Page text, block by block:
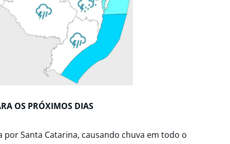
OS PRÓXIMOS DIAS
por Santa Catarina, causando chuva em todo o